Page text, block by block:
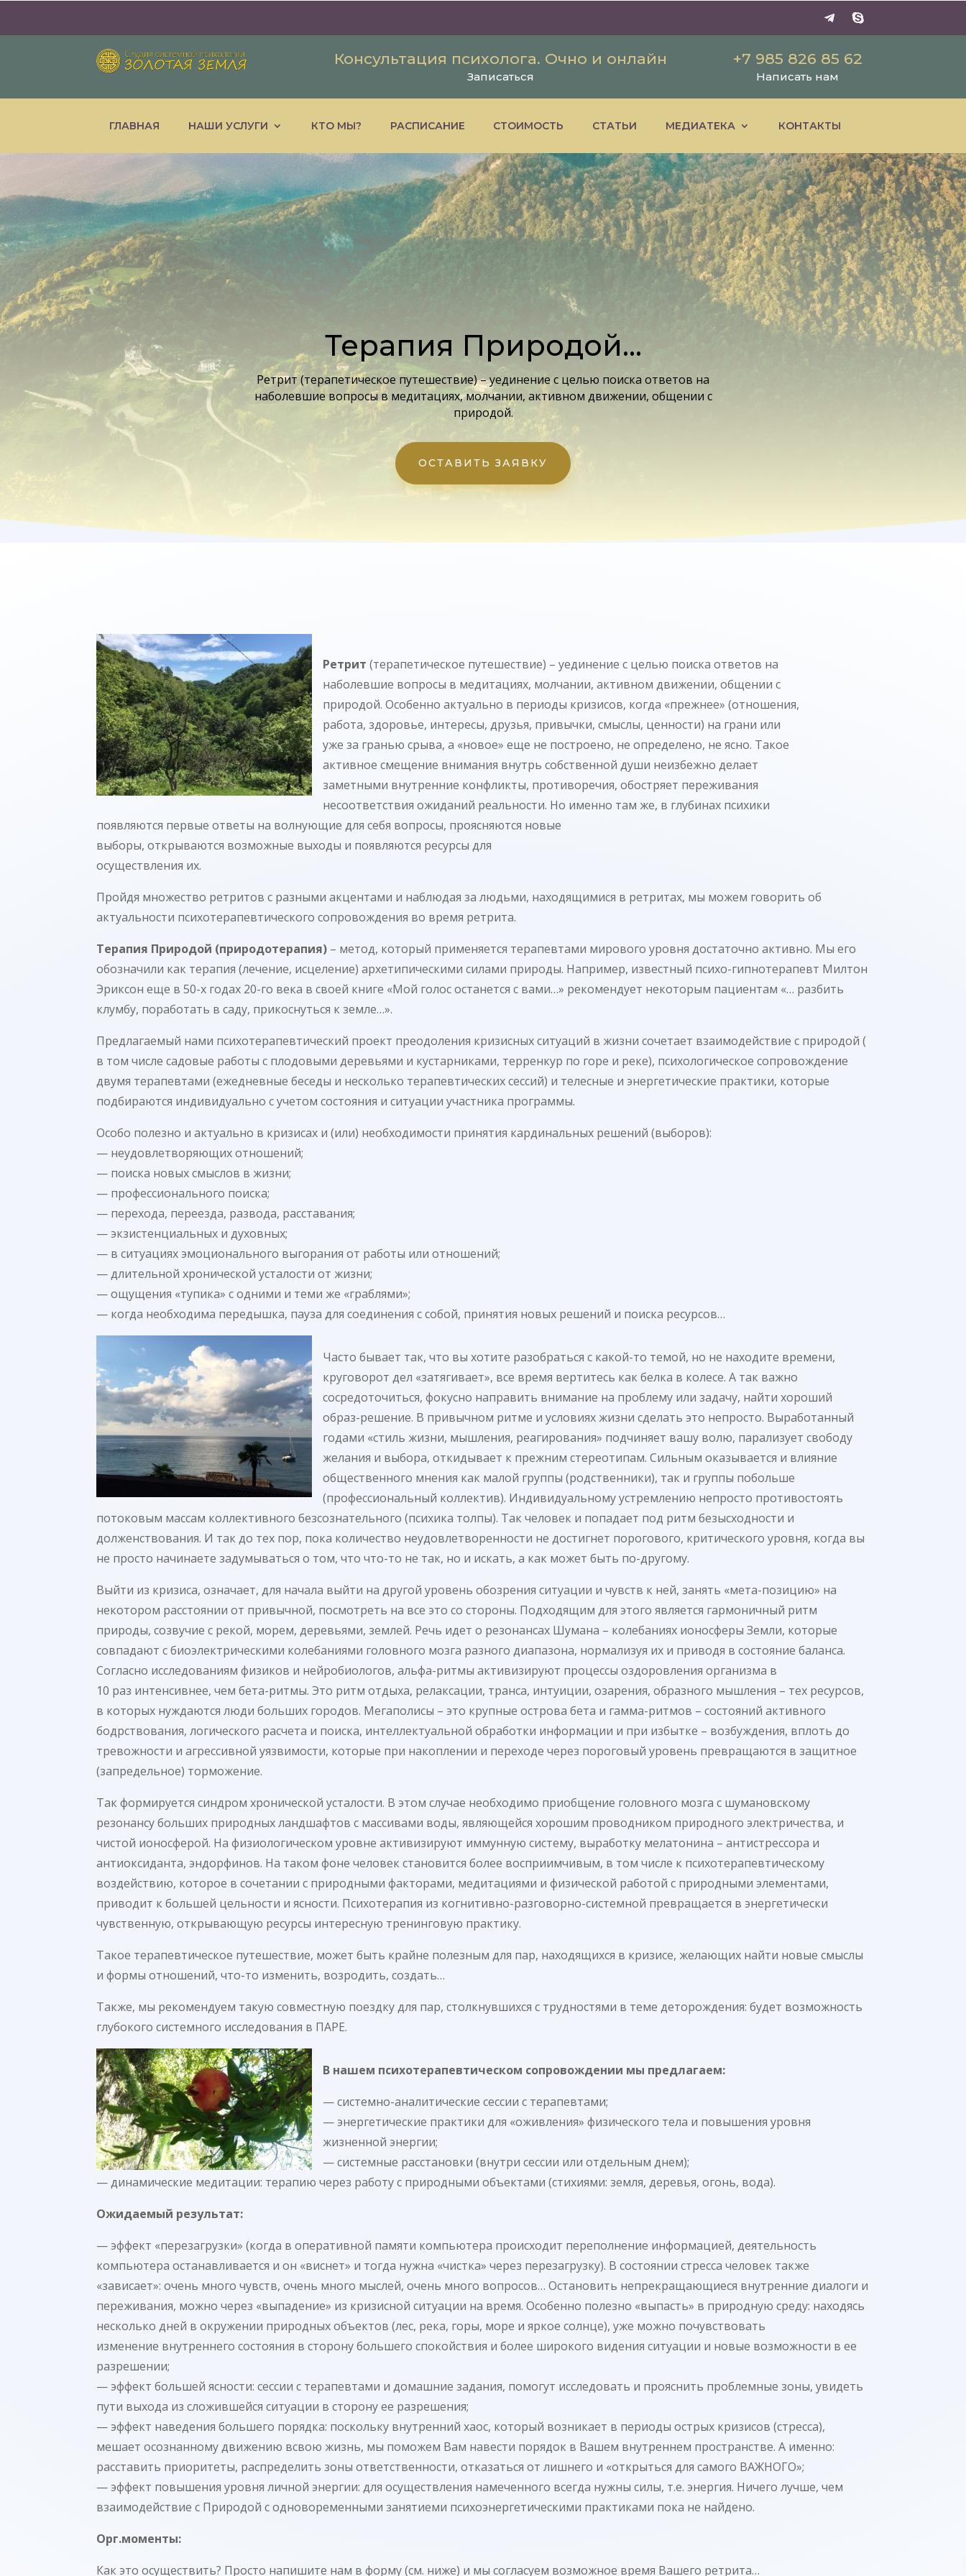
Консультация психолога. Очно и онлайн
Записаться
+7 985 826 85 62
Написать нам
ГЛАВНАЯ НАШИ УСЛУГИ КТО МЫ? РАСПИСАНИЕ СТОИМОСТЬ СТАТЬИ МЕДИАТЕКА КОНТАКТЫ
Терапия Природой…
Ретрит (терапетическое путешествие) – уединение с целью поиска ответов на
наболевшие вопросы в медитациях, молчании, активном движении, общении с
природой.
ОСТАВИТЬ ЗАЯВКУ
Ретрит (терапетическое путешествие) – уединение с целью поиска ответов на
наболевшие вопросы в медитациях, молчании, активном движении, общении с
природой. Особенно актуально в периоды кризисов, когда «прежнее» (отношения,
работа, здоровье, интересы, друзья, привычки, смыслы, ценности) на грани или
уже за гранью срыва, а «новое» еще не построено, не определено, не ясно. Такое
активное смещение внимания внутрь собственной души неизбежно делает
заметными внутренние конфликты, противоречия, обостряет переживания
несоответствия ожиданий реальности. Но именно там же, в глубинах психики
появляются первые ответы на волнующие для себя вопросы, проясняются новые
выборы, открываются возможные выходы и появляются ресурсы для
осуществления их.
Пройдя множество ретритов с разными акцентами и наблюдая за людьми, находящимися в ретритах, мы можем говорить об
актуальности психотерапевтического сопровождения во время ретрита.
Терапия Природой (природотерапия) – метод, который применяется терапевтами мирового уровня достаточно активно. Мы его
обозначили как терапия (лечение, исцеление) архетипическими силами природы. Например, известный психо-гипнотерапевт Милтон
Эриксон еще в 50-х годах 20-го века в своей книге «Мой голос останется с вами…» рекомендует некоторым пациентам «… разбить
клумбу, поработать в саду, прикоснуться к земле…».
Предлагаемый нами психотерапевтический проект преодоления кризисных ситуаций в жизни сочетает взаимодействие с природой (
в том числе садовые работы с плодовыми деревьями и кустарниками, терренкур по горе и реке), психологическое сопровождение
двумя терапевтами (ежедневные беседы и несколько терапевтических сессий) и телесные и энергетические практики, которые
подбираются индивидуально с учетом состояния и ситуации участника программы.
Особо полезно и актуально в кризисах и (или) необходимости принятия кардинальных решений (выборов):
— неудовлетворяющих отношений;
— поиска новых смыслов в жизни;
— профессионального поиска;
— перехода, переезда, развода, расставания;
— экзистенциальных и духовных;
— в ситуациях эмоционального выгорания от работы или отношений;
— длительной хронической усталости от жизни;
— ощущения «тупика» с одними и теми же «граблями»;
— когда необходима передышка, пауза для соединения с собой, принятия новых решений и поиска ресурсов…
Часто бывает так, что вы хотите разобраться с какой-то темой, но не находите времени,
круговорот дел «затягивает», все время вертитесь как белка в колесе. А так важно
сосредоточиться, фокусно направить внимание на проблему или задачу, найти хороший
образ-решение. В привычном ритме и условиях жизни сделать это непросто. Выработанный
годами «стиль жизни, мышления, реагирования» подчиняет вашу волю, парализует свободу
желания и выбора, откидывает к прежним стереотипам. Сильным оказывается и влияние
общественного мнения как малой группы (родственники), так и группы побольше
(профессиональный коллектив). Индивидуальному устремлению непросто противостоять
потоковым массам коллективного безсознательного (психика толпы). Так человек и попадает под ритм безысходности и
долженствования. И так до тех пор, пока количество неудовлетворенности не достигнет порогового, критического уровня, когда вы
не просто начинаете задумываться о том, что что-то не так, но и искать, а как может быть по-другому.
Выйти из кризиса, означает, для начала выйти на другой уровень обозрения ситуации и чувств к ней, занять «мета-позицию» на
некотором расстоянии от привычной, посмотреть на все это со стороны. Подходящим для этого является гармоничный ритм
природы, созвучие с рекой, морем, деревьями, землей. Речь идет о резонансах Шумана – колебаниях ионосферы Земли, которые
совпадают с биоэлектрическими колебаниями головного мозга разного диапазона, нормализуя их и приводя в состояние баланса.
Согласно исследованиям физиков и нейробиологов, альфа-ритмы активизируют процессы оздоровления организма в
10 раз интенсивнее, чем бета-ритмы. Это ритм отдыха, релаксации, транса, интуиции, озарения, образного мышления – тех ресурсов,
в которых нуждаются люди больших городов. Мегаполисы – это крупные острова бета и гамма-ритмов – состояний активного
бодрствования, логического расчета и поиска, интеллектуальной обработки информации и при избытке – возбуждения, вплоть до
тревожности и агрессивной уязвимости, которые при накоплении и переходе через пороговый уровень превращаются в защитное
(запредельное) торможение.
Так формируется синдром хронической усталости. В этом случае необходимо приобщение головного мозга с шумановскому
резонансу больших природных ландшафтов с массивами воды, являющейся хорошим проводником природного электричества, и
чистой ионосферой. На физиологическом уровне активизируют иммунную систему, выработку мелатонина – антистрессора и
антиоксиданта, эндорфинов. На таком фоне человек становится более восприимчивым, в том числе к психотерапевтическому
воздействию, которое в сочетании с природными факторами, медитациями и физической работой с природными элементами,
приводит к большей цельности и ясности. Психотерапия из когнитивно-разговорно-системной превращается в энергетически
чувственную, открывающую ресурсы интересную тренинговую практику.
Такое терапевтическое путешествие, может быть крайне полезным для пар, находящихся в кризисе, желающих найти новые смыслы
и формы отношений, что-то изменить, возродить, создать…
Также, мы рекомендуем такую совместную поездку для пар, столкнувшихся с трудностями в теме деторождения: будет возможность
глубокого системного исследования в ПАРЕ.
В нашем психотерапевтическом сопровождении мы предлагаем:
— системно-аналитические сессии с терапевтами;
— энергетические практики для «оживления» физического тела и повышения уровня
жизненной энергии;
— системные расстановки (внутри сессии или отдельным днем);
— динамические медитации: терапию через работу с природными объектами (стихиями: земля, деревья, огонь, вода).
Ожидаемый результат:
— эффект «перезагрузки» (когда в оперативной памяти компьютера происходит переполнение информацией, деятельность
компьютера останавливается и он «виснет» и тогда нужна «чистка» через перезагрузку). В состоянии стресса человек также
«зависает»: очень много чувств, очень много мыслей, очень много вопросов… Остановить непрекращающиеся внутренние диалоги и
переживания, можно через «выпадение» из кризисной ситуации на время. Особенно полезно «выпасть» в природную среду: находясь
несколько дней в окружении природных объектов (лес, река, горы, море и яркое солнце), уже можно почувствовать
изменение внутреннего состояния в сторону большего спокойствия и более широкого видения ситуации и новые возможности в ее
разрешении;
— эффект большей ясности: сессии с терапевтами и домашние задания, помогут исследовать и прояснить проблемные зоны, увидеть
пути выхода из сложившейся ситуации в сторону ее разрешения;
— эффект наведения большего порядка: поскольку внутренний хаос, который возникает в периоды острых кризисов (стресса),
мешает осознанному движению всвою жизнь, мы поможем Вам навести порядок в Вашем внутреннем пространстве. А именно:
расставить приоритеты, распределить зоны ответственности, отказаться от лишнего и «открыться для самого ВАЖНОГО»;
— эффект повышения уровня личной энергии: для осуществления намеченного всегда нужны силы, т.е. энергия. Ничего лучше, чем
взаимодействие с Природой с одновоременными занятиеми психоэнергетическими практиками пока не найдено.
Орг.моменты:
Как это осуществить? Просто напишите нам в форму (см. ниже) и мы согласуем возможное время Вашего ретрита…